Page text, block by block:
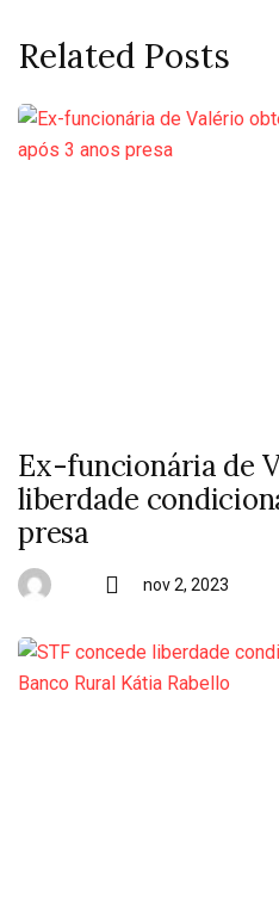
Related Posts
Ex-funcionária de
liberdade
presa
nov 2, 2023